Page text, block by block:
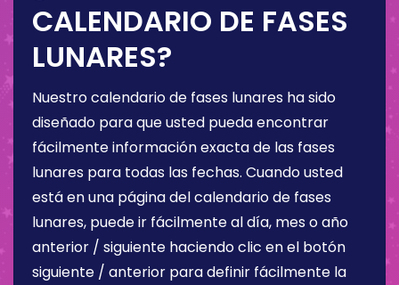
CALENDARIO DE FASES
LUNARES?
Nuestro calendario de fases lunares ha sido
diseñado para que usted pueda encontrar
fácilmente información exacta de las fases
lunares para todas las fechas. Cuando usted
está en una página del calendario de fases
lunares, puede ir fácilmente al día, mes o año
anterior / siguiente haciendo clic en el botón
siguiente / anterior para definir fácilmente la